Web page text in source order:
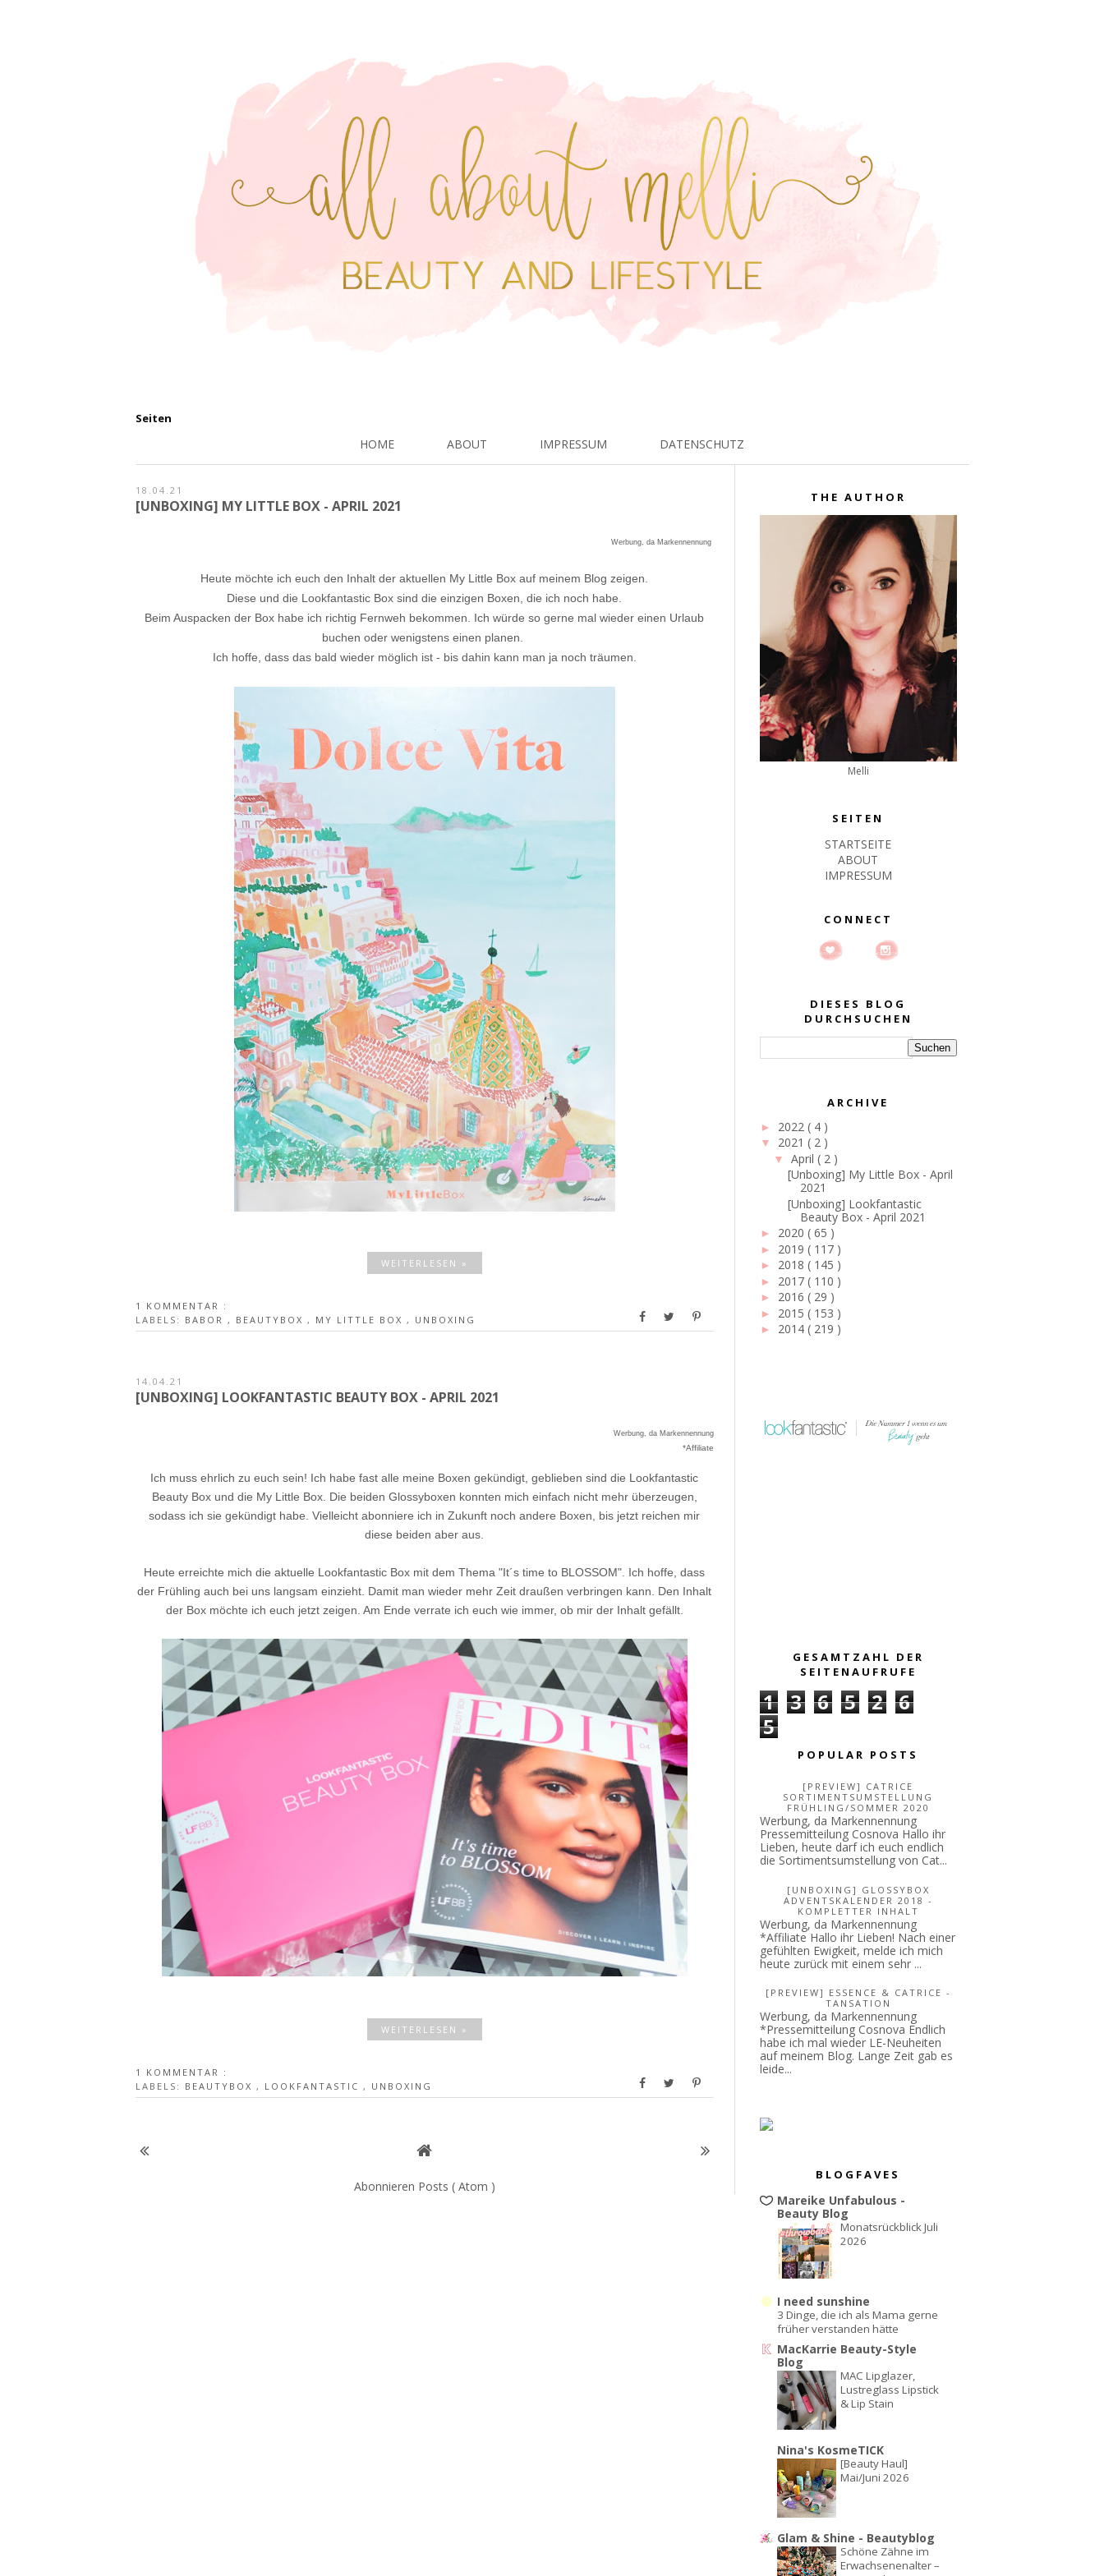
Seiten
HOME ABOUT IMPRESSUM DATENSCHUTZ
18.04.21
[UNBOXING] MY LITTLE BOX - APRIL 2021
Werbung, da Markennennung
Heute möchte ich euch den Inhalt der aktuellen My Little Box auf meinem Blog zeigen.
Diese und die Lookfantastic Box sind die einzigen Boxen, die ich noch habe.
Beim Auspacken der Box habe ich richtig Fernweh bekommen. Ich würde so gerne mal wieder einen Urlaub
buchen oder wenigstens einen planen.
Ich hoffe, dass das bald wieder möglich ist - bis dahin kann man ja noch träumen.
WEITERLESEN »
1 KOMMENTAR :
LABELS: BABOR , BEAUTYBOX , MY LITTLE BOX , UNBOXING
14.04.21
[UNBOXING] LOOKFANTASTIC BEAUTY BOX - APRIL 2021
Werbung, da Markennennung
*Affiliate
Ich muss ehrlich zu euch sein! Ich habe fast alle meine Boxen gekündigt, geblieben sind die Lookfantastic
Beauty Box und die My Little Box. Die beiden Glossyboxen konnten mich einfach nicht mehr überzeugen,
sodass ich sie gekündigt habe. Vielleicht abonniere ich in Zukunft noch andere Boxen, bis jetzt reichen mir
diese beiden aber aus.
Heute erreichte mich die aktuelle Lookfantastic Box mit dem Thema "It´s time to BLOSSOM". Ich hoffe, dass
der Frühling auch bei uns langsam einzieht. Damit man wieder mehr Zeit draußen verbringen kann. Den Inhalt
der Box möchte ich euch jetzt zeigen. Am Ende verrate ich euch wie immer, ob mir der Inhalt gefällt.
WEITERLESEN »
1 KOMMENTAR :
LABELS: BEAUTYBOX , LOOKFANTASTIC , UNBOXING
Abonnieren Posts ( Atom )
THE AUTHOR
Melli
SEITEN
STARTSEITE
ABOUT
IMPRESSUM
CONNECT
DIESES BLOG
DURCHSUCHEN
ARCHIVE
► 2022 ( 4 )
▼ 2021 ( 2 )
▼ April( 2 )
[Unboxing] My Little Box - April
2021
[Unboxing] Lookfantastic
Beauty Box - April 2021
► 2020 ( 65 )
► 2019 ( 117 )
► 2018 ( 145 )
► 2017 ( 110 )
► 2016 ( 29 )
► 2015 ( 153 )
► 2014 ( 219 )
GESAMTZAHL DER
SEITENAUFRUFE
1 3 6 5 2 6
5
POPULAR POSTS
[PREVIEW] CATRICE
SORTIMENTSUMSTELLUNG
FRÜHLING/SOMMER 2020
Werbung, da Markennennung
Pressemitteilung Cosnova Hallo ihr
Lieben, heute darf ich euch endlich
die Sortimentsumstellung von Cat...
[UNBOXING] GLOSSYBOX
ADVENTSKALENDER 2018 -
KOMPLETTER INHALT
Werbung, da Markennennung
*Affiliate Hallo ihr Lieben! Nach einer
gefühlten Ewigkeit, melde ich mich
heute zurück mit einem sehr ...
[PREVIEW] ESSENCE & CATRICE -
TANSATION
Werbung, da Markennennung
*Pressemitteilung Cosnova Endlich
habe ich mal wieder LE-Neuheiten
auf meinem Blog. Lange Zeit gab es
leide...
BLOGFAVES
Mareike Unfabulous -
Beauty Blog
Monatsrückblick Juli
2026
I need sunshine
3 Dinge, die ich als Mama gerne
früher verstanden hätte
MacKarrie Beauty-Style
Blog
MAC Lipglazer,
Lustreglass Lipstick
& Lip Stain
Nina's KosmeTICK
[Beauty Haul]
Mai/Juni 2026
Glam & Shine - Beautyblog
Schöne Zähne im
Erwachsenenalter –